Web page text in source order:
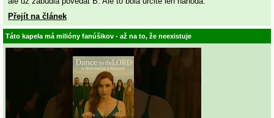
Přejít na článek
Táto kapela má milióny fanúšikov - až na to, že neexistuje